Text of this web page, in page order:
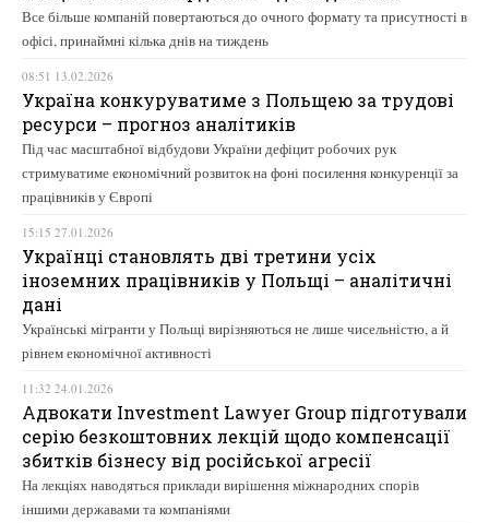
Все більше компаній повертаються до очного формату та присутності в
офісі, принаймні кілька днів на тиждень
08:51 13.02.2026
Україна конкуруватиме з Польщею за трудові
ресурси – прогноз аналітиків
Під час масштабної відбудови України дефіцит робочих рук
стримуватиме економічний розвиток на фоні посилення конкуренції за
працівників у Європі
15:15 27.01.2026
Українці становлять дві третини усіх
іноземних працівників у Польщі – аналітичні
дані
Українські мігранти у Польщі вирізняються не лише чисельністю, а й
рівнем економічної активності
11:32 24.01.2026
Адвокати Investment Lawyer Group підготували
серію безкоштовних лекцій щодо компенсації
збитків бізнесу від російської агресії
На лекціях наводяться приклади вирішення міжнародних спорів
іншими державами та компаніями